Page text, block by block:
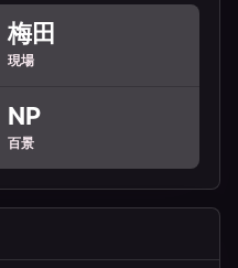
梅田
現場
NP
百景